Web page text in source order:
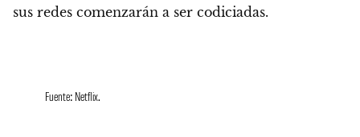
sus redes comenzarán a ser codiciadas.
Fuente: Netflix.